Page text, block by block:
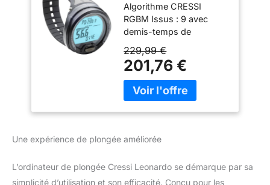
Plongée Mixte,
Gris/Noir
Algorithme CRESSI
RGBM Issus : 9 avec
demis-temps de
2,5 et 480 minutes
Programme"Dive":
Ordinateur doté des
données de plongée
l'air Algorithme CRESSI
demis-temps de
saturation compris entre
229,99 €
201,76 €
Une expérience de plongée améliorée
L’ordinateur de plongée Cressi Leonardo se démarque par sa
simplicité d’utilisation et son efficacité. Conçu pour les